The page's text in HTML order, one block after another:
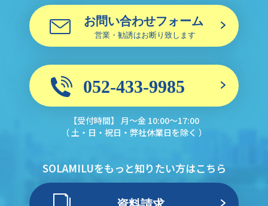
【受付時間】 月〜金 10:00〜17:00
（ 土・日・祝日・弊社休業日を除く ）
SOLAMILUをもっと知りたい方はこちら